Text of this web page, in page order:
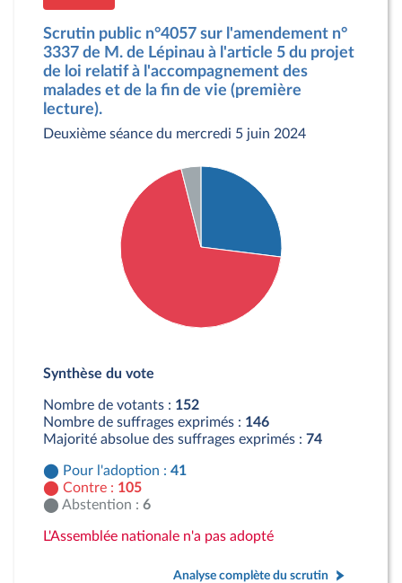
Scrutin public n°4057 sur l'amendement n°
3337 de M. de Lépinau à l'article 5 du projet
de loi relatif à l'accompagnement des
malades et de la fin de vie (première
lecture).
Deuxième séance du mercredi 5 juin 2024
Contre : 105 députés
Synthèse du vote
Nombre de votants : 152
Nombre de suffrages exprimés : 146
Majorité absolue des suffrages exprimés : 74
Pour l'adoption : 41
Contre : 105
Abstention : 6
L'Assemblée nationale n'a pas adopté
Analyse complète du scrutin